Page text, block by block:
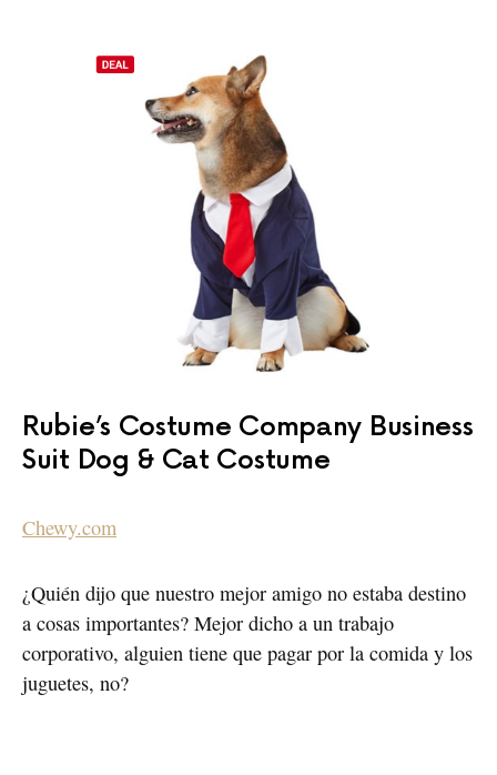
Rubie’s Costume Company Business
Suit Dog & Cat Costume
Chewy.com
¿Quién dijo que nuestro mejor amigo no estaba destino
a cosas importantes? Mejor dicho a un trabajo
corporativo, alguien tiene que pagar por la comida y los
juguetes, no?